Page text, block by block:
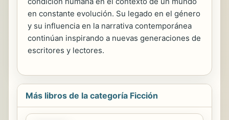
en constante evolución. Su legado en el género
y su influencia en la narrativa contemporánea
continúan inspirando a nuevas generaciones de
escritores y lectores.
Más libros de la categoría Ficción